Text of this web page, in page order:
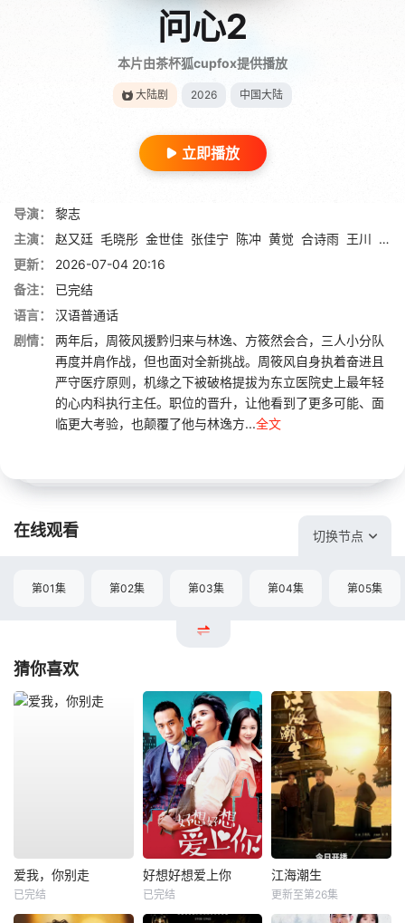
问心2
本片由茶杯狐cupfox提供播放
大陆剧 2026 中国大陆
立即播放
导演：
黎志
主演：
赵又廷 毛晓彤 金世佳 张佳宁 陈冲 黄觉 合诗雨 王川 孙
更新：
2026-07-04 20:16
备注：
已完结
语言：
汉语普通话
剧情：
两年后，周筱风援黔归来与林逸、方筱然会合，三人小分队
再度并肩作战，但也面对全新挑战。周筱风自身执着奋进且
严守医疗原则，机缘之下被破格提拔为东立医院史上最年轻
的心内科执行主任。职位的晋升，让他看到了更多可能、面
临更大考验，也颠覆了他与林逸方...全文
在线观看 切换节点
第01集 第02集 第03集 第04集 第05集
猜你喜欢
爱我，你别走
已完结
好想好想爱上你
已完结
江海潮生
更新至第26集